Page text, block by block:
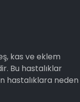
kas ve eklem
Bu hastalıklar
hastalıklara neden